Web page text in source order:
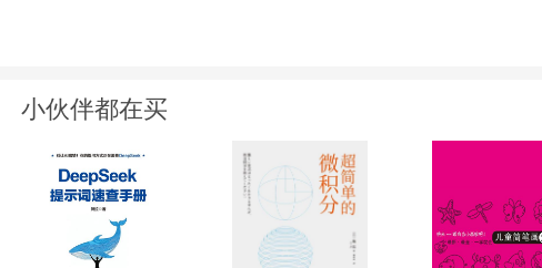
小伙伴都在买